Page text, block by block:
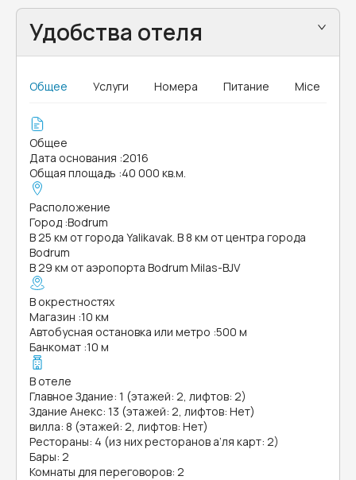
Удобства отеля
Общее Услуги Номера Питание Mice
Общее
Дата основания :2016
Общая площадь :40 000 кв.м.
Расположение
Город :Bodrum
В 25 км от города Yalikavak. В 8 км от центра города
Bodrum
В 29 км от аэропорта Bodrum Milas-BJV
В окрестностях
Магазин :10 км
Автобусная остановка или метро :500 м
Банкомат :10 м
В отеле
Главное Здание: 1 (этажей: 2, лифтов: 2)
Здание Анекс: 13 (этажей: 2, лифтов: Нет)
вилла: 8 (этажей: 2, лифтов: Нет)
Рестораны: 4 (из них ресторанов а’ля карт: 2)
Бары: 2
Комнаты для переговоров: 2